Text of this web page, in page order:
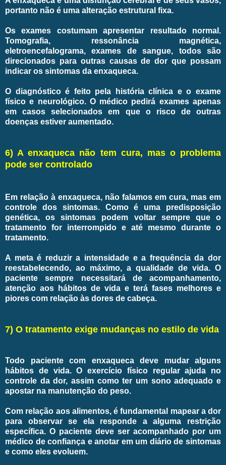
portanto não é uma alteração estrutural fixa.
Os exames costumam apresentar resultado normal.
Tomografia, ressonância magnética,
eletroencefalograma, exames de sangue, todos são
direcionados para outras causas de dor que possam
indicar os sintomas da enxaqueca.
O diagnóstico é feito pela história clínica e o exame
físico e neurológico. O médico pedirá exames apenas
em casos selecionados em que o risco de outras
doenças estiver aumentado.
6) A enxaqueca não tem cura, mas o problema
pode ser controlado
Em relação à enxaqueca, não falamos em cura, mas em
controle dos sintomas. Como é uma predisposição
genética, os sintomas podem voltar sempre que o
tratamento for interrompido e até mesmo durante o
tratamento.
A meta é reduzir a intensidade e a frequência da dor
reestabelecendo, ao máximo, a qualidade de vida. O
paciente sempre necessitará de acompanhamento,
atenção aos hábitos de vida e terá fases melhores e
piores com relação às dores de cabeça.
7) O tratamento exige mudanças no estilo de vida
Todo paciente com enxaqueca deve mudar alguns
hábitos de vida. O exercício físico regular ajuda no
controle da dor, assim como ter um sono adequado e
apostar na manutenção do peso.
Com relação aos alimentos, é fundamental mapear a dor
para observar se ela responde a alguma restrição
específica. O paciente deve ser acompanhado por um
médico de confiança e anotar em um diário de sintomas
e como eles evoluem.